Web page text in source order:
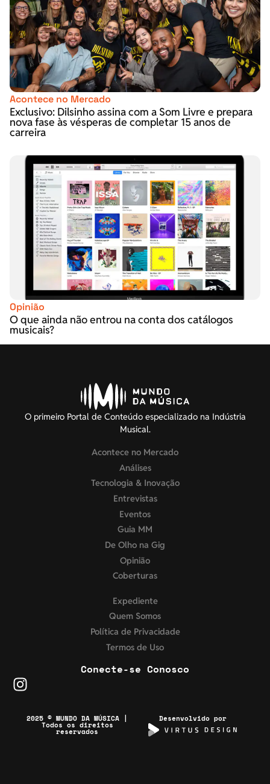
Acontece no Mercado
Exclusivo: Dilsinho assina com a Som Livre e prepara
nova fase às vésperas de completar 15 anos de
carreira
Opinião
O que ainda não entrou na conta dos catálogos
musicais?
O primeiro Portal de Conteúdo especializado na Indústria
Musical.
Acontece no Mercado
Análises
Tecnologia & Inovação
Entrevistas
Eventos
Guia MM
De Olho na Gig
Opinião
Coberturas
Expediente
Quem Somos
Política de Privacidade
Termos de Uso
Conecte-se Conosco
2025 © MUNDO DA MÚSICA |
Todos os direitos
reservados
Desenvolvido por